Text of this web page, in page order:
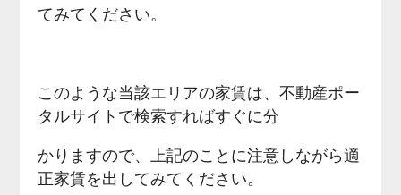
てみてください。
このような当該エリアの家賃は、不動産ポー
タルサイトで検索すればすぐに分
かりますので、上記のことに注意しながら適
正家賃を出してみてください。